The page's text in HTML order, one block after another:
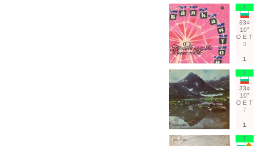
Т
33○
10"
О Е Т
3
1
Т
33○
10"
О Е Т
7
1
Т